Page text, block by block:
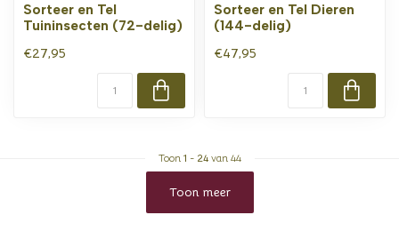
Sorteer en Tel
Tuininsecten (72-delig)
€27,95
Sorteer en Tel Dieren
(144-delig)
€47,95
Toon 1 - 24van 44
Toon meer